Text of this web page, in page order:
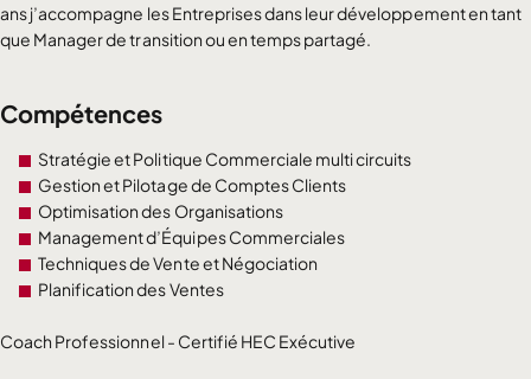
ans j’accompagne les Entreprises dans leur développement en tant
que Manager de transition ou en temps partagé.
Compétences
Stratégie et Politique Commerciale multi circuits
Gestion et Pilotage de Comptes Clients
Optimisation des Organisations
Management d’Équipes Commerciales
Techniques de Vente et Négociation
Planification des Ventes
Coach Professionnel - Certifié HEC Exécutive